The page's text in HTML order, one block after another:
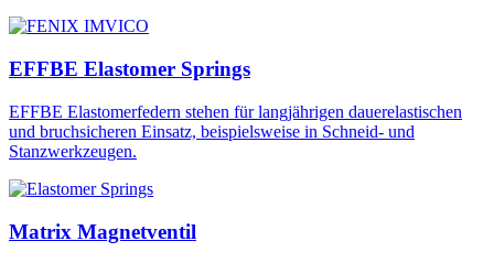
EFFBE Elastomer Springs
EFFBE Elastomerfedern stehen für langjährigen dauerelastischen
und bruchsicheren Einsatz, beispielsweise in Schneid- und
Stanzwerkzeugen.
Matrix Magnetventil